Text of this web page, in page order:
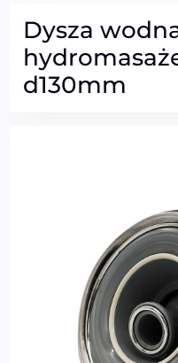
Dysza
d130mm